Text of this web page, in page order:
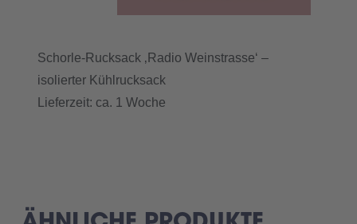
Schorle-Rucksack ‚Radio Weinstrasse‘ –
isolierter Kühlrucksack
Lieferzeit: ca. 1 Woche